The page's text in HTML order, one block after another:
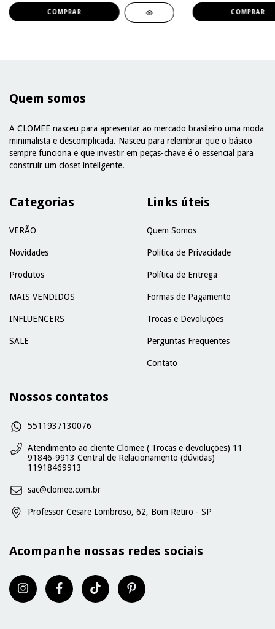
COMPRAR COMPRAR
Quem somos
A CLOMEE nasceu para apresentar ao mercado brasileiro uma moda
minimalista e descomplicada. Nasceu para relembrar que o básico
sempre funciona e que investir em peças-chave é o essencial para
construir um closet inteligente.
Categorias
VERÃO
Novidades
Produtos
MAIS VENDIDOS
INFLUENCERS
SALE
Links úteis
Quem Somos
Politica de Privacidade
Política de Entrega
Formas de Pagamento
Trocas e Devoluções
Perguntas Frequentes
Contato
Nossos contatos
5511937130076
Atendimento ao cliente Clomee ( Trocas e devoluções) 11
91846-9913 Central de Relacionamento (dúvidas)
11918469913
sac@clomee.com.br
Professor Cesare Lombroso, 62, Bom Retiro - SP
Acompanhe nossas redes sociais